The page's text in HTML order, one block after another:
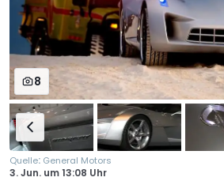
8
Quelle: General Motors
3. Jun. um13:08 Uhr